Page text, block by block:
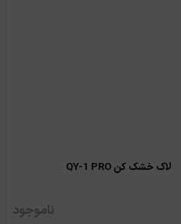
لاک خشک کن QY-1 PRO
ناموجود